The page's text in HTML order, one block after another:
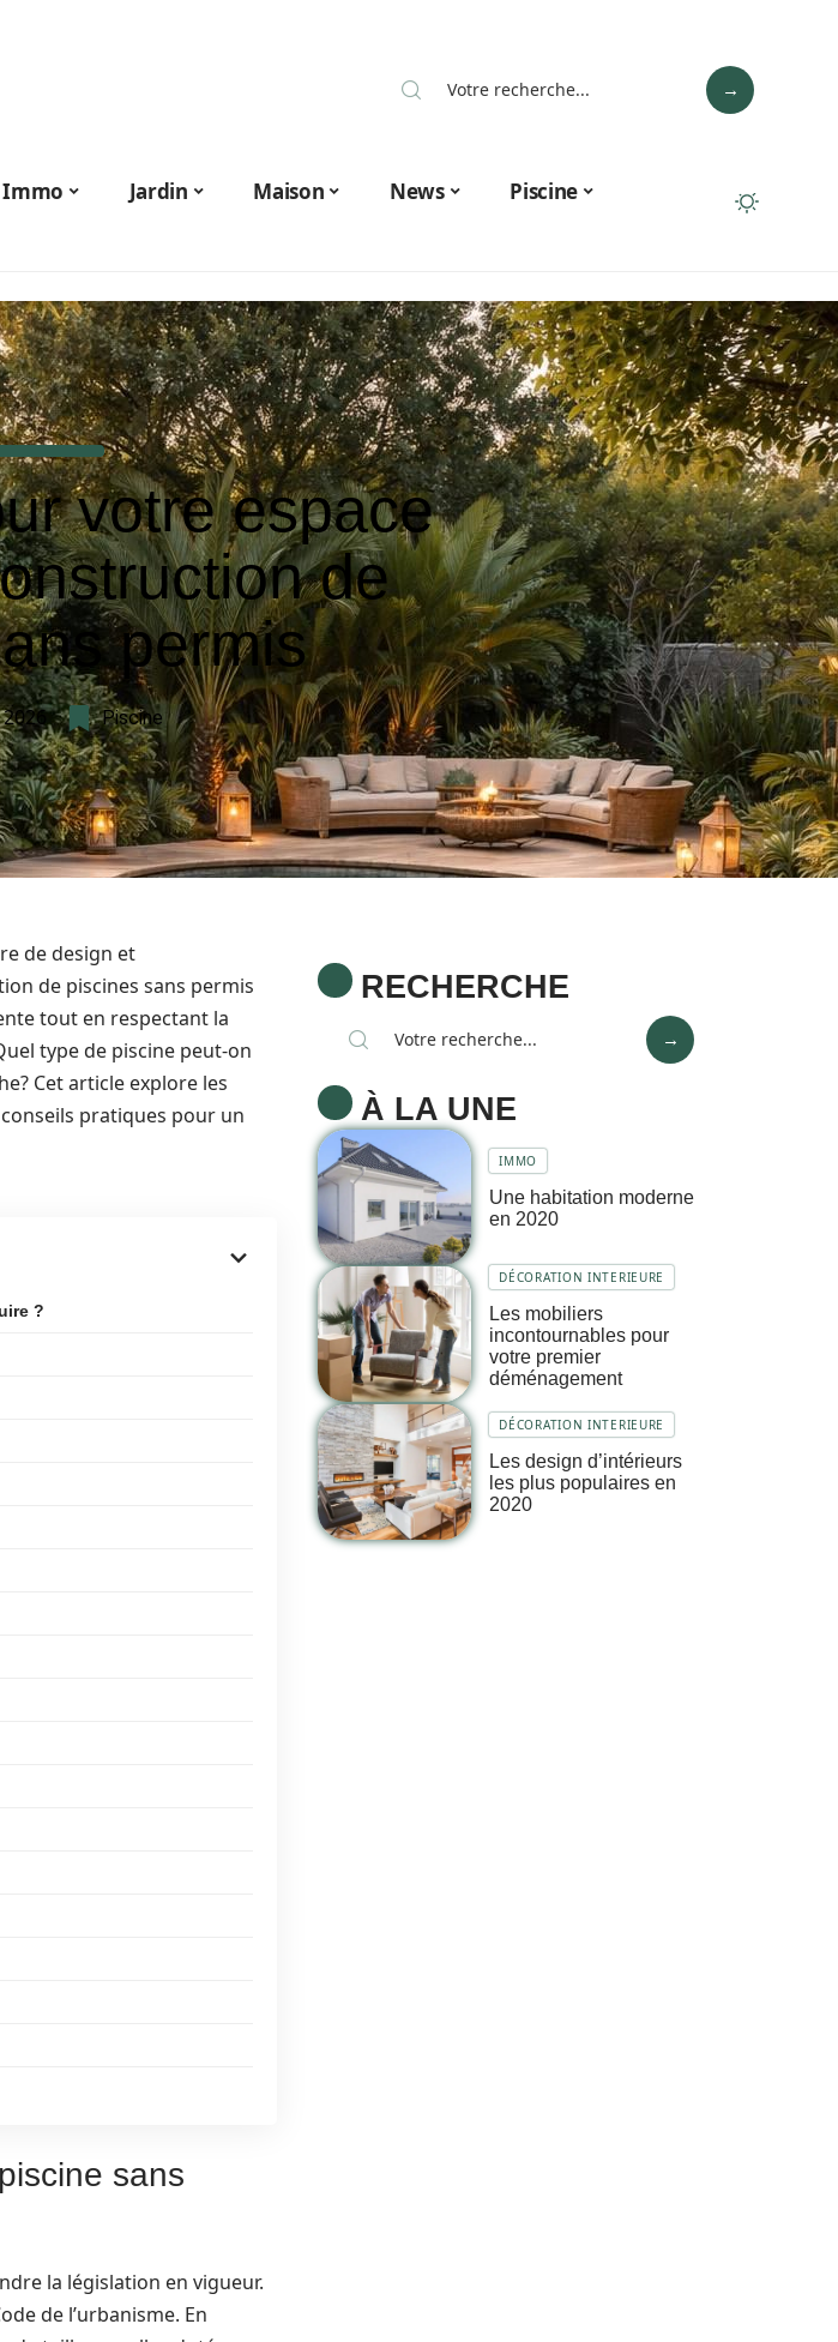
Immo Jardin Maison News
Piscine
votre espace
de
permis
Piscine
de design et
de piscines sans permis
tout en respectant la
type de piscine peut-on
Cet article explore les
pratiques pour un
?
sans
la législation en vigueur.
de l’urbanisme. En
RECHERCHE
À LA UNE
IMMO
Une habitation moderne
en 2020
DÉCORATION INTERIEURE
Les mobiliers
incontournables pour
votre premier
déménagement
DÉCORATION INTERIEURE
Les design d’intérieurs
les plus populaires en
2020